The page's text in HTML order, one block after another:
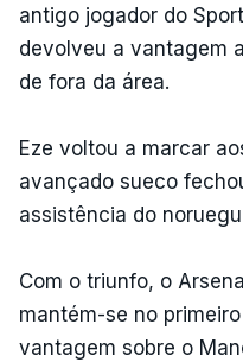
antigo jogador do
devolveu a vantagem
de fora da área.
Eze voltou a marcar
avançado sueco
assistência do
Com o triunfo, o
mantém-se no
vantagem sobre o